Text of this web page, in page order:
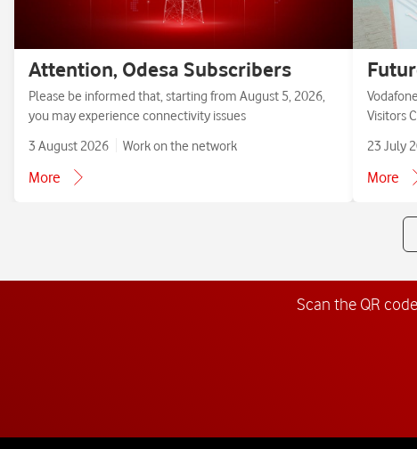
Attention, Odesa Subscribers
Please be informed that, starting from August 5, 2026,
you may experience connectivity issues
3 August 2026
Work on the network
More
Visitors
23 July
More
Scan the QR